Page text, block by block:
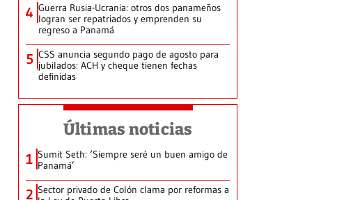
4 Guerra Rusia-Ucrania: otros dos panameños
logran ser repatriados y emprenden su
regreso a Panamá
5 CSS anuncia segundo pago de agosto para
jubilados: ACH y cheque tienen fechas
definidas
Últimas noticias
1 Sumit Seth: ‘Siempre seré un buen amigo de
Panamá’
2 Sector privado de Colón clama por reformas a